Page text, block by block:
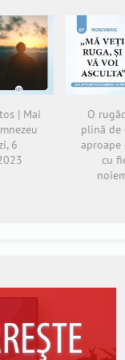
| Mai
6
O
plină de
aproape
cu